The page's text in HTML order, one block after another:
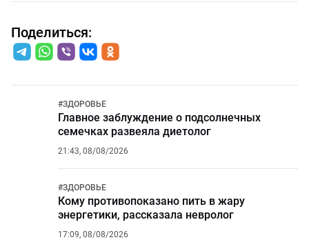
Поделиться:
#ЗДОРОВЬЕ
Главное заблуждение о подсолнечных
семечках развеяла диетолог
21:43, 08/08/2026
#ЗДОРОВЬЕ
Кому противопоказано пить в жару
энергетики, рассказала невролог
17:09, 08/08/2026